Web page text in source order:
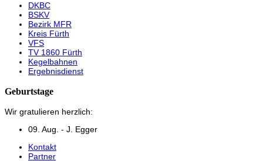
DKBC
BSKV
Bezirk MFR
Kreis Fürth
VFS
TV 1860 Fürth
Kegelbahnen
Ergebnisdienst
Geburtstage
Wir gratulieren herzlich:
09. Aug. - J. Egger
Kontakt
Partner